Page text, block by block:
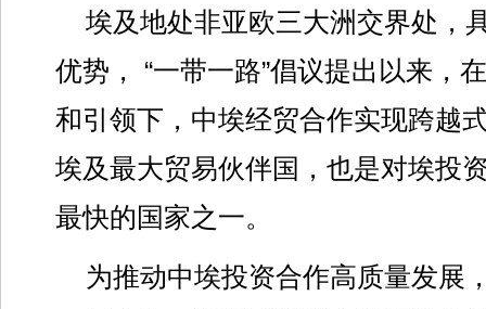
埃及地处非亚欧三大洲交界处，
优势， “一带一路”倡议提出以来，
和引领下，中埃经贸合作实现跨越
埃及最大贸易伙伴国，也是对埃投
最快的国家之一。
为推动中埃投资合作高质量发展